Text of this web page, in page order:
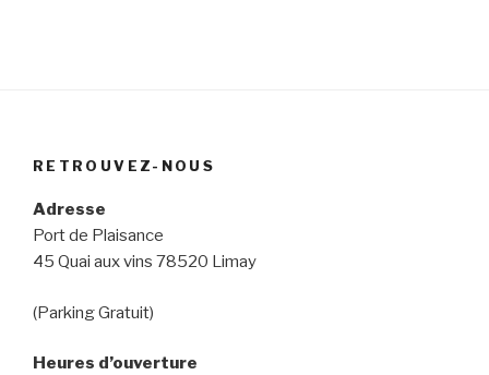
RETROUVEZ-NOUS
Adresse
Port de Plaisance
45 Quai aux vins 78520 Limay
(Parking Gratuit)
Heures d’ouverture